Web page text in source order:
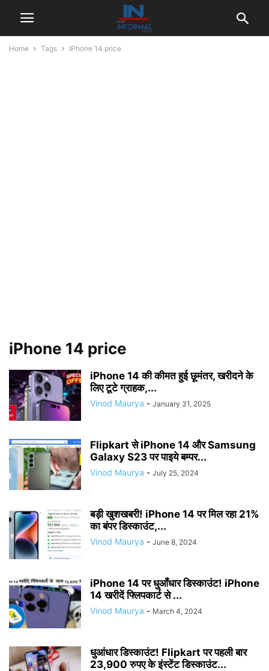
Home Tags IPhone 14 price
iPhone 14 price
iPhone 14 की कीमत हुई छूमंतर, खरीदने के
लिए टूटे ग्राहक,...
Vinod Maurya - January 31, 2025
Flipkart से iPhone 14 और Samsung
Galaxy S23 पर पाइये बम्पर...
Vinod Maurya - July 25, 2024
बड़ी खुशखबरी! iPhone 14 पर मिल रहा 21%
का बंपर डिस्काउंट,...
Vinod Maurya - June 8, 2024
iPhone 14 पर धुआँधार डिस्काउंट! iPhone
14 खरीदें फ्लिपकार्ट से ...
Vinod Maurya - March 4, 2024
धुआंधार डिस्काउंट! Flipkart पर पहली बार
23,900 रुपए के इंस्टेंट डिस्काउंट...